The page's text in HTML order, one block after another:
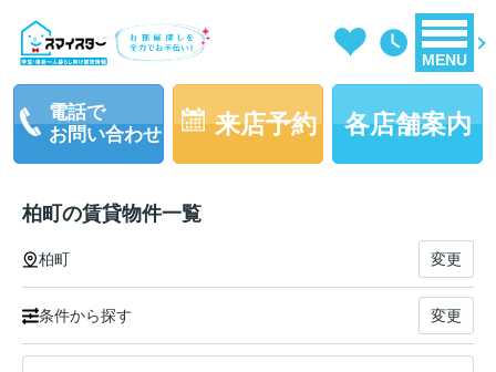
MENU
電話で
お問い合わせ
来店予約 各店舗案内
柏町の賃貸物件一覧
柏町 変更
条件から探す 変更